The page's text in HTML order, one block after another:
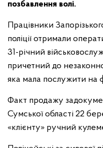
позбавлення волі.
Працівники
поліції отримали
31-річний
причетний до
яка мала послужити на
Факт продажу
Сумської області 22
«клієнту» ручний